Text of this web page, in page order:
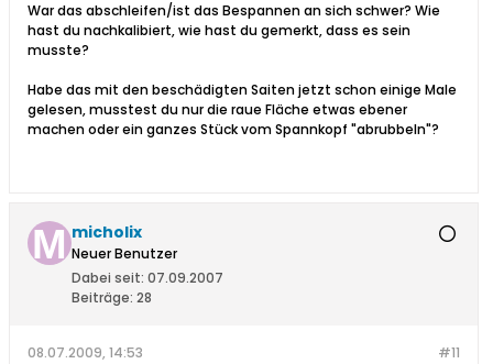
War das abschleifen/ist das Bespannen an sich schwer? Wie
hast du nachkalibiert, wie hast du gemerkt, dass es sein
musste?
Habe das mit den beschädigten Saiten jetzt schon einige Male
gelesen, musstest du nur die raue Fläche etwas ebener
machen oder ein ganzes Stück vom Spannkopf "abrubbeln"?
micholix
Neuer Benutzer
Dabei seit: 07.09.2007
Beiträge: 28
#11
08.07.2009, 14:53